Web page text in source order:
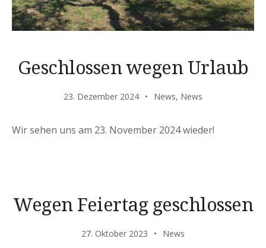
Geschlossen wegen Urlaub
23. Dezember 2024 News, News
Wir sehen uns am 23. November 2024 wieder!
Wegen Feiertag geschlossen
27. Oktober 2023 News